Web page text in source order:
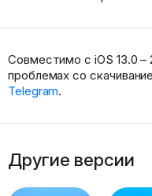
Совместимо с iOS 13.0 –
проблемах со
Telegram.
Другие версии